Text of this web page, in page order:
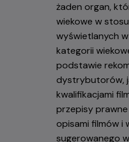
żaden organ,
wiekowe w
wyświetlanych
kategorii
podstawie
dystrybutorów,
kwalifikacjami
przepisy
opisami filmów i
sugerowanego